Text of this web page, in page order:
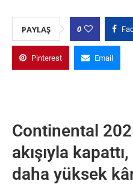
PAYLAŞ 0
Pinterest Email
Continental
akışıyla
daha yüksek